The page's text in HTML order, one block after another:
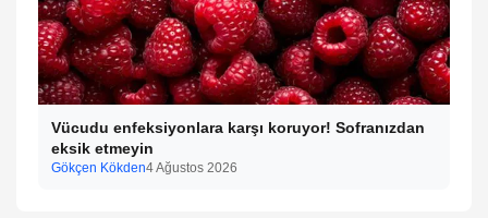
Vücudu enfeksiyonlara karşı koruyor! Sofranızdan
eksik etmeyin
Gökçen Kökden4 Ağustos 2026